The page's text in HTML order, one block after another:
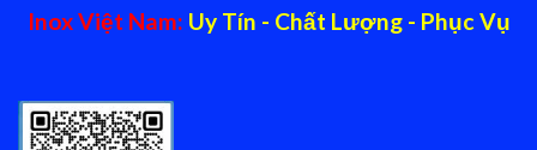
Inox Việt Nam: Uy Tín - Chất Lượng - Phục Vụ